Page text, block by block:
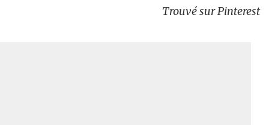
Trouvé sur Pinterest